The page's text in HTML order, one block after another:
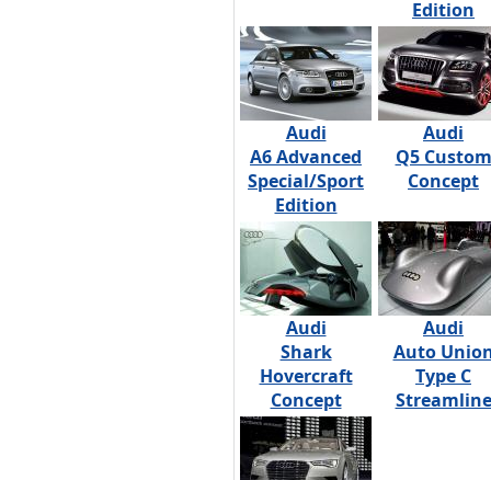
Edition
Audi
A6 Advanced
Special/Sport
Edition
Audi
Q5 Custom
Concept
Audi
Shark
Hovercraft
Concept
Audi
Auto
Type C
Streamline